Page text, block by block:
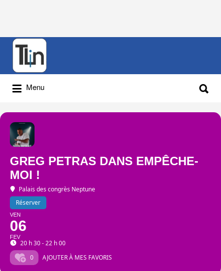
Rechercher
Menu
GREG PETRAS DANS EMPÊCHE-
MOI !
Palais des congrès Neptune
Réserver
VEN
06
FEV
20 h 30 - 22 h 00
0
AJOUTER À MES FAVORIS